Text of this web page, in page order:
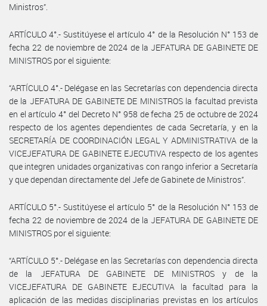
Ministros”.
ARTÍCULO 4°.- Sustitúyese el artículo 4° de la Resolución N° 153 de
fecha 22 de noviembre de 2024 de la JEFATURA DE GABINETE DE
MINISTROS por el siguiente:
“ARTÍCULO 4°.- Delégase en las Secretarías con dependencia directa
de la JEFATURA DE GABINETE DE MINISTROS la facultad prevista
en el artículo 4° del Decreto N° 958 de fecha 25 de octubre de 2024
respecto de los agentes dependientes de cada Secretaría, y en la
SECRETARÍA DE COORDINACIÓN LEGAL Y ADMINISTRATIVA de la
VICEJEFATURA DE GABINETE EJECUTIVA respecto de los agentes
que integren unidades organizativas con rango inferior a Secretaría
y que dependan directamente del Jefe de Gabinete de Ministros”.
ARTÍCULO 5°.- Sustitúyese el artículo 5° de la Resolución N° 153 de
fecha 22 de noviembre de 2024 de la JEFATURA DE GABINETE DE
MINISTROS por el siguiente:
“ARTÍCULO 5°.- Delégase en las Secretarías con dependencia directa
de la JEFATURA DE GABINETE DE MINISTROS y de la
VICEJEFATURA DE GABINETE EJECUTIVA la facultad para la
aplicación de las medidas disciplinarias previstas en los artículos